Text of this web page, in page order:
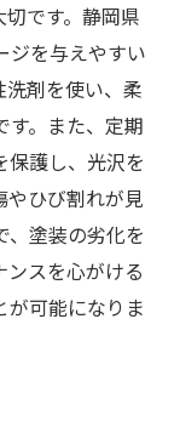
です。静岡県
ジを与えやすい
剤を使い、柔
す。また、定期
保護し、光沢を
やひび割れが見
、塗装の劣化を
スを心がける
が可能になりま